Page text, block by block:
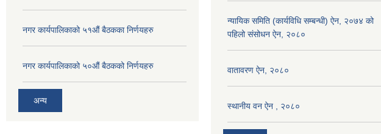
नगर कार्यपालिकाको ५१औं बैठकका निर्णयहरु
नगर कार्यपालिकाको ५०औं बैठकको निर्णयहरु
अन्य
न्यायिक समिति (कार्यविधि सम्बन्धी) ऐन, २०७४ को
पहिलो संसोधन ऐन, २०८०
वातावरण ऐन, २०८०
स्थानीय वन ऐन , २०८०